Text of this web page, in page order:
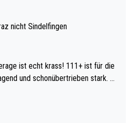
nicht Sindelfingen
krass! 111+ ist für die
und schonübertrieben stark. U